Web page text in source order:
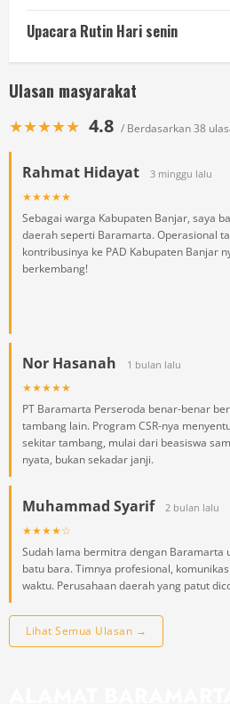
Upacara Rutin Hari senin
Ulasan masyarakat
★★★★★ 4.8 / Berdasarkan 38
Rahmat Hidayat 3 minggu lalu
★★★★★
Sebagai warga Kabupaten Banjar, saya
daerah seperti Baramarta. Operasional
kontribusinya ke PAD Kabupaten Banjar
berkembang!
Nor Hasanah 1 bulan lalu
★★★★★
PT Baramarta Perseroda benar-benar
tambang lain. Program CSR-nya
sekitar tambang, mulai dari beasiswa
nyata, bukan sekadar janji.
Muhammad Syarif 2 bulan lalu
★★★★☆
Sudah lama bermitra dengan Baramarta
batu bara. Timnya profesional,
waktu. Perusahaan daerah yang patut
Lihat Semua Ulasan →